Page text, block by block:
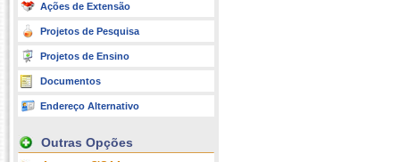
Ações de Extensão
Projetos de Pesquisa
Projetos de Ensino
Documentos
Endereço Alternativo
Outras Opções